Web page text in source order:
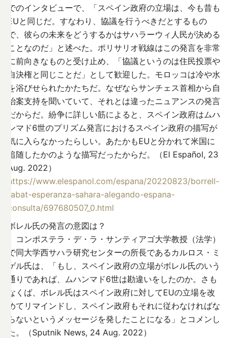
でのインタビューで、「スペイン政府の立場は、今も昔も
EUと同じだ。すなわり、協議を行うべきだとするもの
で、彼らの未来をどうするかはサハラーウィ人民が決める
ことなのだ」と述べた。ポリサリオ戦線はこの発言を非常
に前向きなものと受け止め、「協議というのは住民投票や
自決権と同じことだ」として歓迎した。モロッコは冷や水
を浴びせられたかたちだ。なぜならサンチェス首相から自
治案支持を聞いていて、それとは違ったニュアンスの発言
だからだ。紛争に詳しい筋によると、スペイン政府はムハ
ンマド6世のプリズム発言におけるスペイン政府の描写が
気に入らなかったらしい。あたかもEUと分かれて米国に
追随したかのような描写だったからだ。（El Español, 23
Aug. 2022）
https://www.elespanol.com/espana/20220823/borrell-
rabat-esperanza-sahara-alegando-espana-
consulta/697680507_0.html
ボレル氏の発言の意図は？
コンポステラ・デ・ラ・サンティアゴ大学教授（法学）
で同大学西サハラ研究センターの所長であるカルロス・ミ
ゲル氏は、「もし、スペイン政府の立場がボレル氏のいう
通りであれば、ムハンマド6世は勘違いをしたのか。さも
なくば、ボレル氏はスペイン政府に対してEUの立場を改
めてリマインドし、スペイン政府もそれに従わなければな
らないというメッセージを発したことになる」とコメンし
た。（Sputnik News, 24 Aug. 2022）